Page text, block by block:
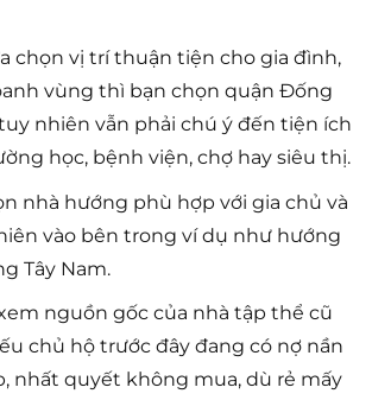
chọn vị trí thuận tiện cho gia đình,
vùng thì bạn chọn quận Đống
nhiên vẫn phải chú ý đến tiện ích
học, bệnh viện, chợ hay siêu thị.
nhà hướng phù hợp với gia chủ và
vào bên trong ví dụ như hướng
Tây Nam.
nguồn gốc của nhà tập thể cũ
chủ hộ trước đây đang có nợ nần
nhất quyết không mua, dù rẻ mấy